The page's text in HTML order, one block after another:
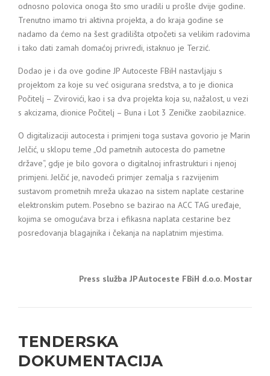
odnosno polovica onoga što smo uradili u prošle dvije godine.
Trenutno imamo tri aktivna projekta, a do kraja godine se
nadamo da ćemo na šest gradilišta otpočeti sa velikim radovima
i tako dati zamah domaćoj privredi, istaknuo je Terzić.
Dodao je i da ove godine JP Autoceste FBiH nastavljaju s
projektom za koje su već osigurana sredstva, a to je dionica
Počitelj – Zvirovići, kao i sa dva projekta koja su, nažalost, u vezi
s akcizama, dionice Počitelj – Buna i Lot 3 Zeničke zaobilaznice.
O digitalizaciji autocesta i primjeni toga sustava govorio je Marin
Jelčić, u sklopu teme „Od pametnih autocesta do pametne
države“, gdje je bilo govora o digitalnoj infrastrukturi i njenoj
primjeni. Jelčić je, navodeći primjer zemalja s razvijenim
sustavom prometnih mreža ukazao na sistem naplate cestarine
elektronskim putem. Posebno se bazirao na ACC TAG uređaje,
kojima se omogućava brza i efikasna naplata cestarine bez
posredovanja blagajnika i čekanja na naplatnim mjestima.
Press služba JP Autoceste FBiH d.o.o. Mostar
TENDERSKA
DOKUMENTACIJA